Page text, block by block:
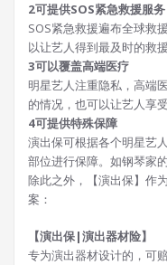
2可提供SOS紧急救援服务
SOS紧急救援遍布全球救
以让艺人得到最及时的救援
3可以覆盖高端医疗
明星艺人注重隐私，高端
的情况，也可以让艺人享
4可提供特殊保障
演出保可根据各个明星艺
部位进行保障。如钢琴家
除此之外，【演出保】作
案：
【演出保|演出器材险】
专为演出器材设计的，可